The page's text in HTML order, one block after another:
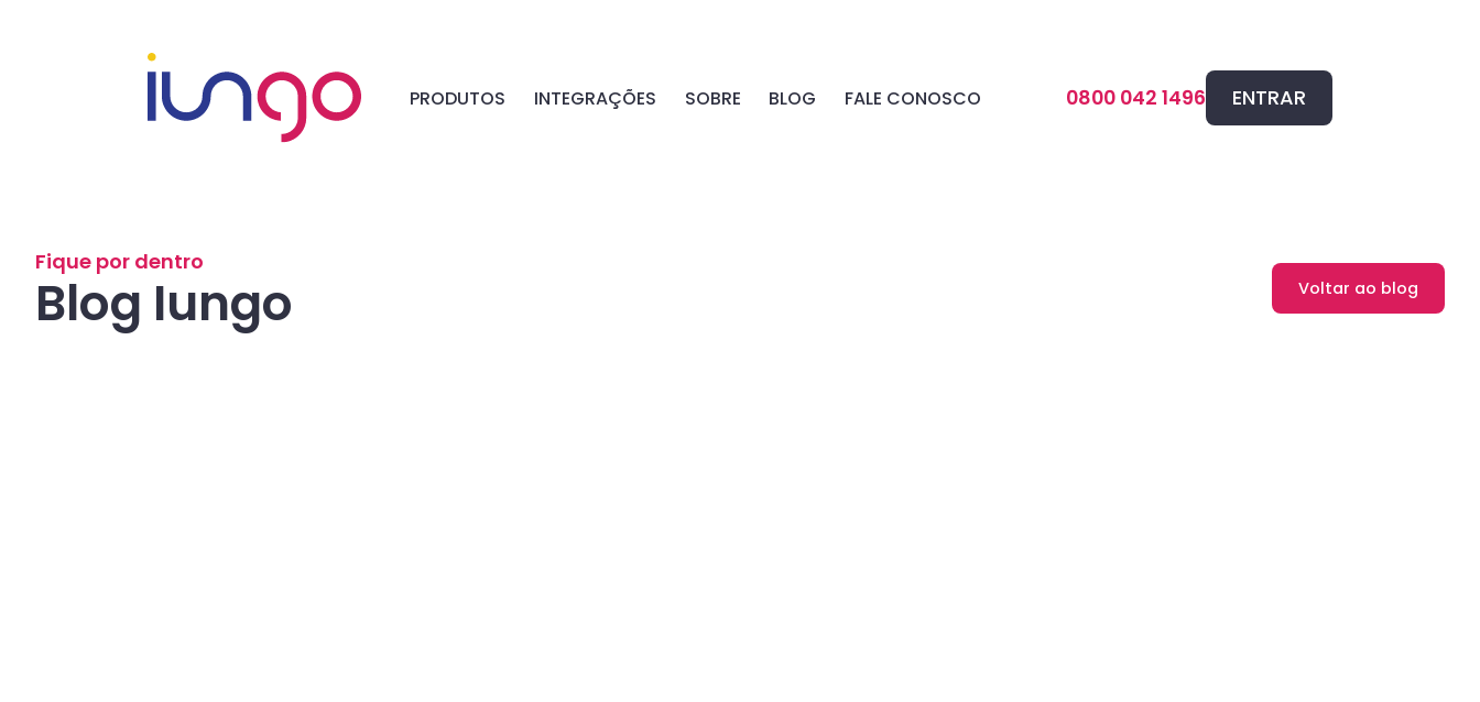
PRODUTOS INTEGRAÇÕES SOBRE BLOG FALE CONOSCO 0800 042 1496 ENTRAR
Fique por dentro
Blog Iungo Voltar ao blog